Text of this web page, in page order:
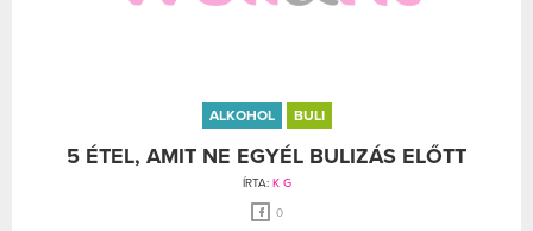
ALKOHOL BULI
5 ÉTEL, AMIT NE EGYÉL BULIZÁS ELŐTT
ÍRTA: K G
0